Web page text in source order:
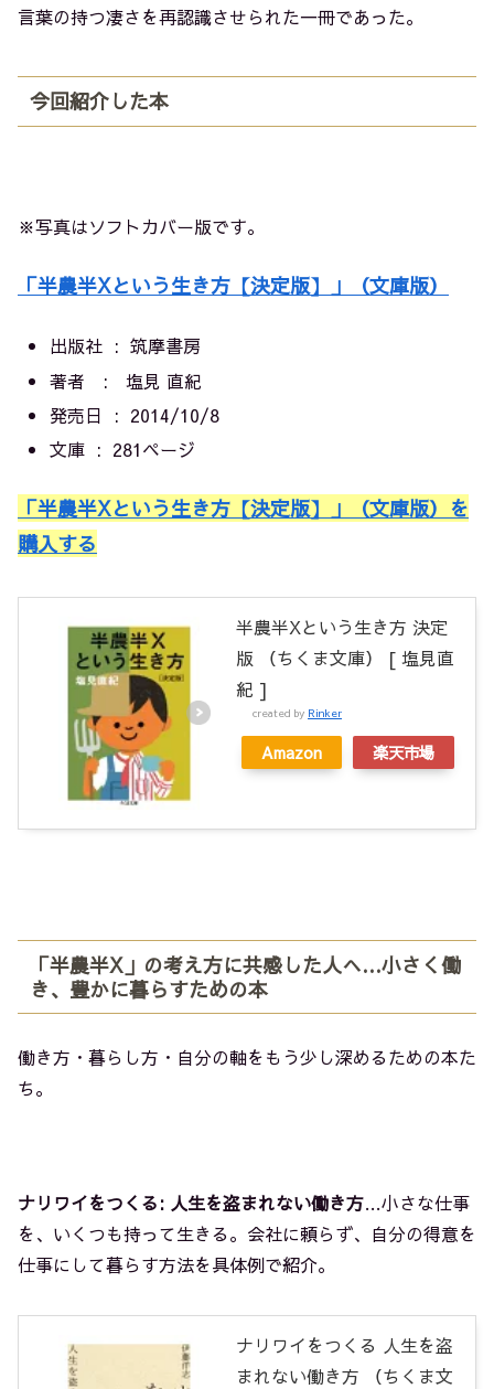
言葉の持つ凄さを再認識させられた一冊であった。
今回紹介した本
※写真はソフトカバー版です。
「半農半Xという生き方【決定版】」（文庫版）
出版社 ‏ : ‎筑摩書房
著者 : 塩見 直紀
発売日 ‏ : ‎ 2014/10/8
文庫 ‏ : ‎ 281ページ
「半農半Xという生き方【決定版】」（文庫版）を
購入する
半農半Xという生き方 決定
版 （ちくま文庫） [ 塩見直
紀 ]
created by Rinker
Amazon 楽天市場
「半農半X」の考え方に共感した人へ…小さく働
き、豊かに暮らすための本
働き方・暮らし方・自分の軸をもう少し深めるための本た
ち。
ナリワイをつくる: 人生を盗まれない働き方…小さな仕事
を、いくつも持って生きる。会社に頼らず、自分の得意を
仕事にして暮らす方法を具体例で紹介。
ナリワイをつくる 人生を盗
まれない働き方 （ちくま文